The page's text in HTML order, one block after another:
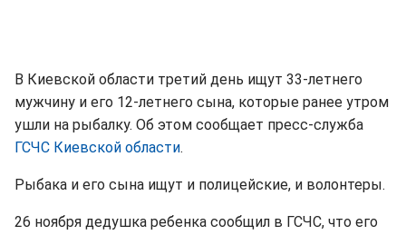
В Киевской области третий день ищут 33-летнего
мужчину и его 12-летнего сына, которые ранее утром
ушли на рыбалку. Об этом сообщает пресс-служба
ГСЧС Киевской области.
Рыбака и его сына ищут и полицейские, и волонтеры.
26 ноября дедушка ребенка сообщил в ГСЧС, что его